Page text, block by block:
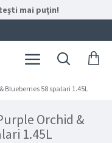
mai puțin!
58 spalari 1.45L
Orchid &
1.45L